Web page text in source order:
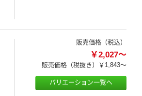
販売価格（税込）
￥2,027～
販売価格（税抜き） ￥1,843～
バリエーション一覧へ